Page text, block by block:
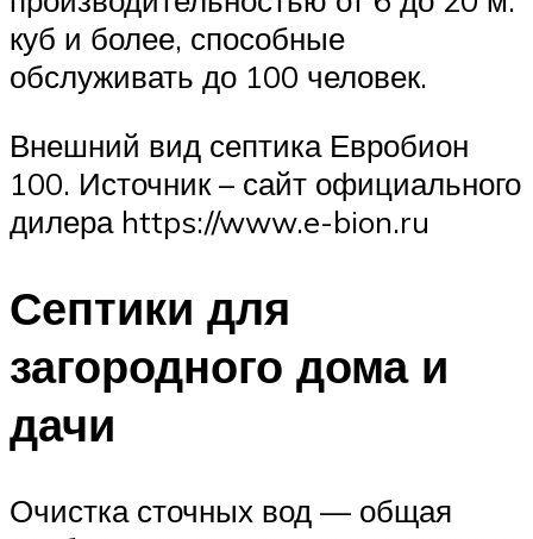
куб и более, способные
обслуживать до 100 человек.
Внешний вид септика Евробион
100. Источник – сайт официального
дилера https://www.e-bion.ru
Септики для
загородного дома и
дачи
Очистка сточных вод — общая